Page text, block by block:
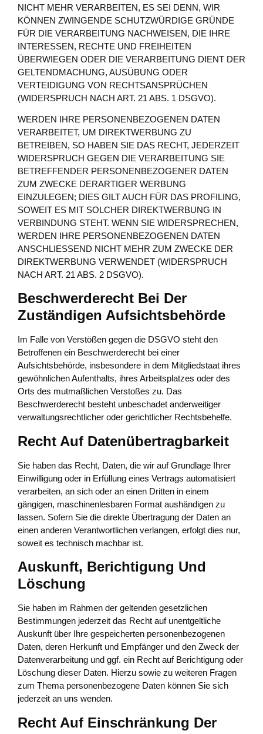
NICHT MEHR VERARBEITEN, ES SEI DENN, WIR
KÖNNEN ZWINGENDE SCHUTZWÜRDIGE GRÜNDE
FÜR DIE VERARBEITUNG NACHWEISEN, DIE IHRE
INTERESSEN, RECHTE UND FREIHEITEN
ÜBERWIEGEN ODER DIE VERARBEITUNG DIENT DER
GELTENDMACHUNG, AUSÜBUNG ODER
VERTEIDIGUNG VON RECHTSANSPRÜCHEN
(WIDERSPRUCH NACH ART. 21 ABS. 1 DSGVO).
WERDEN IHRE PERSONENBEZOGENEN DATEN
VERARBEITET, UM DIREKTWERBUNG ZU
BETREIBEN, SO HABEN SIE DAS RECHT, JEDERZEIT
WIDERSPRUCH GEGEN DIE VERARBEITUNG SIE
BETREFFENDER PERSONENBEZOGENER DATEN
ZUM ZWECKE DERARTIGER WERBUNG
EINZULEGEN; DIES GILT AUCH FÜR DAS PROFILING,
SOWEIT ES MIT SOLCHER DIREKTWERBUNG IN
VERBINDUNG STEHT. WENN SIE WIDERSPRECHEN,
WERDEN IHRE PERSONENBEZOGENEN DATEN
ANSCHLIESSEND NICHT MEHR ZUM ZWECKE DER
DIREKTWERBUNG VERWENDET (WIDERSPRUCH
NACH ART. 21 ABS. 2 DSGVO).
Beschwerde­recht Bei Der
Zuständigen Aufsichts­behörde
Im Falle von Verstößen gegen die DSGVO steht den
Betroffenen ein Beschwerderecht bei einer
Aufsichtsbehörde, insbesondere in dem Mitgliedstaat ihres
gewöhnlichen Aufenthalts, ihres Arbeitsplatzes oder des
Orts des mutmaßlichen Verstoßes zu. Das
Beschwerderecht besteht unbeschadet anderweitiger
verwaltungsrechtlicher oder gerichtlicher Rechtsbehelfe.
Recht Auf Daten­übertrag­barkeit
Sie haben das Recht, Daten, die wir auf Grundlage Ihrer
Einwilligung oder in Erfüllung eines Vertrags automatisiert
verarbeiten, an sich oder an einen Dritten in einem
gängigen, maschinenlesbaren Format aushändigen zu
lassen. Sofern Sie die direkte Übertragung der Daten an
einen anderen Verantwortlichen verlangen, erfolgt dies nur,
soweit es technisch machbar ist.
Auskunft, Berichtigung Und
Löschung
Sie haben im Rahmen der geltenden gesetzlichen
Bestimmungen jederzeit das Recht auf unentgeltliche
Auskunft über Ihre gespeicherten personenbezogenen
Daten, deren Herkunft und Empfänger und den Zweck der
Datenverarbeitung und ggf. ein Recht auf Berichtigung oder
Löschung dieser Daten. Hierzu sowie zu weiteren Fragen
zum Thema personenbezogene Daten können Sie sich
jederzeit an uns wenden.
Recht Auf Einschränkung Der